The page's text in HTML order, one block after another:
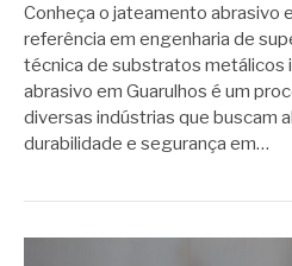
Conheça o jateamento abrasivo
referência em engenharia de
técnica de substratos metálicos
abrasivo em Guarulhos é um
diversas indústrias que buscam
durabilidade e segurança em…